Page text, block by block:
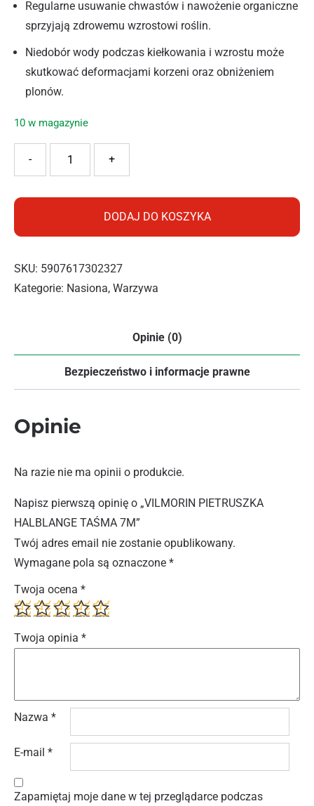
Regularne usuwanie chwastów i nawożenie organiczne
sprzyjają zdrowemu wzrostowi roślin.
Niedobór wody podczas kiełkowania i wzrostu może
skutkować deformacjami korzeni oraz obniżeniem
plonów.
10 w magazynie
+
-
DODAJ DO KOSZYKA
SKU: 5907617302327
Kategorie: Nasiona, Warzywa
Opinie (0)
Bezpieczeństwo i informacje prawne
Opinie
Na razie nie ma opinii o produkcie.
Napisz pierwszą opinię o „VILMORIN PIETRUSZKA
HALBLANGE TAŚMA 7M”
Twój adres email nie zostanie opublikowany.
Wymagane pola są oznaczone *
Twoja ocena *
Twoja opinia *
Nazwa *
E-mail *
Zapamiętaj moje dane w tej przeglądarce podczas